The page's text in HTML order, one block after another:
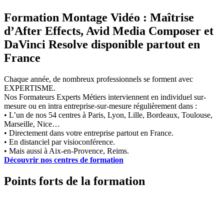
Formation Montage Vidéo : Maîtrise
d’After Effects, Avid Media Composer et
DaVinci Resolve disponible partout en
France
Chaque année, de nombreux professionnels se forment avec
EXPERTISME.
Nos Formateurs Experts Métiers interviennent en individuel sur-
mesure ou en intra entreprise-sur-mesure régulièrement dans :
• L’un de nos 54 centres à Paris, Lyon, Lille, Bordeaux, Toulouse,
Marseille, Nice…
• Directement dans votre entreprise partout en France.
• En distanciel par visioconférence.
• Mais aussi à Aix-en-Provence, Reims.
Découvrir nos centres de formation
Points forts de la formation